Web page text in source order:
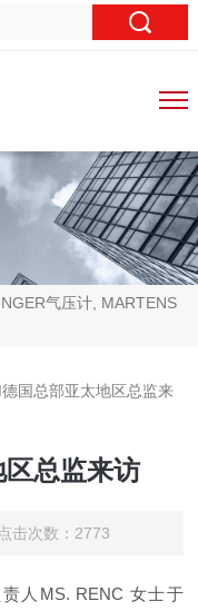
气压计, MARTENS
国总部亚太地区总监来
总监来访
次数：2773
人MS. RENC 女士于